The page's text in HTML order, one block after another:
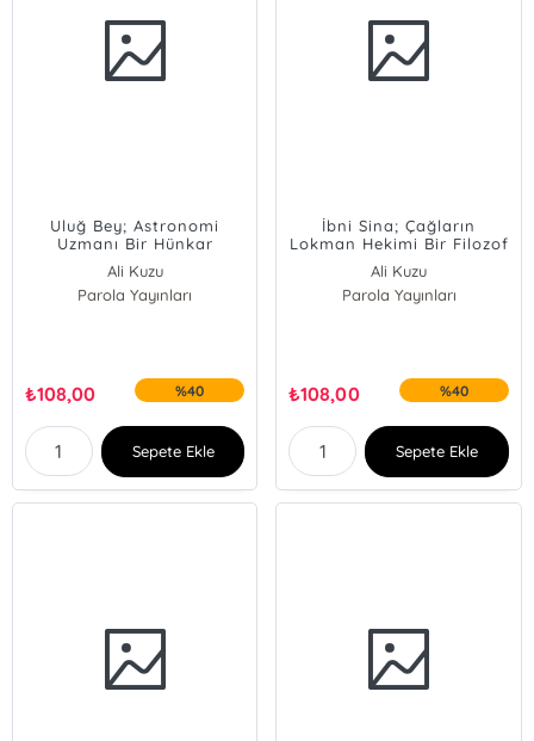
Uluğ Bey; Astronomi
Uzmanı Bir Hünkar
Ali Kuzu
Parola Yayınları
₺108,00 %40
Sepete Ekle
İbni Sina; Çağların
Lokman Hekimi Bir Filozof
Ali Kuzu
Parola Yayınları
₺108,00 %40
Sepete Ekle